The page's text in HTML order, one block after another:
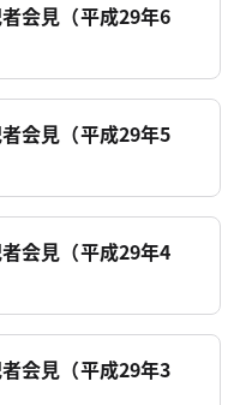
会見（平成29年6
会見（平成29年5
会見（平成29年4
会見（平成29年3